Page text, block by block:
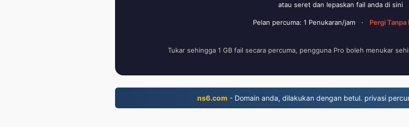
atau seret dan lepaskan fail anda di sini
Pelan percuma: 1 Penukaran/jam · Pergi
Tukar sehingga 1 GB fail secara percuma, pengguna Pro boleh menukar
ns6.com - Domain anda, dilakukan dengan betul. privasi